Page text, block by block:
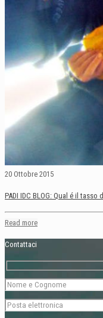
20 Ottobre 2015
PADI IDC BLOG: Qual é il tasso
Read more
Contattaci